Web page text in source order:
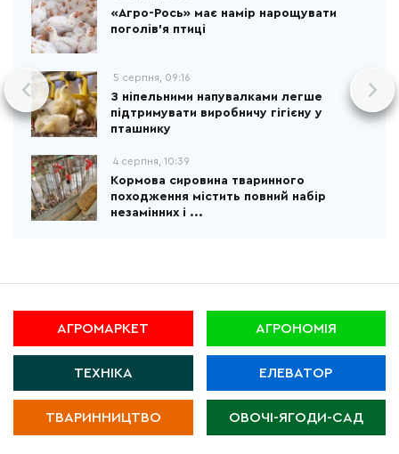
«Агро-Рось» має намір нарощувати
поголів'я птиці
5 серпня, 09:16
З ніпельними напувалками легше
підтримувати виробничу гігієну у
пташнику
4 серпня, 10:39
Кормова сировина тваринного
походження містить повний набір
незамінних і ...
АГРОМАРКЕТ АГРОНОМІЯ
ТЕХНІКА ЕЛЕВАТОР
ТВАРИННИЦТВО ОВОЧІ-ЯГОДИ-САД